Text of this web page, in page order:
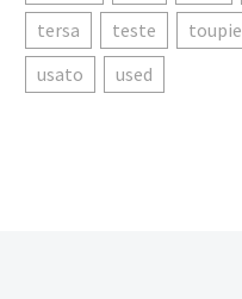
tersa
teste toupie
usato
used